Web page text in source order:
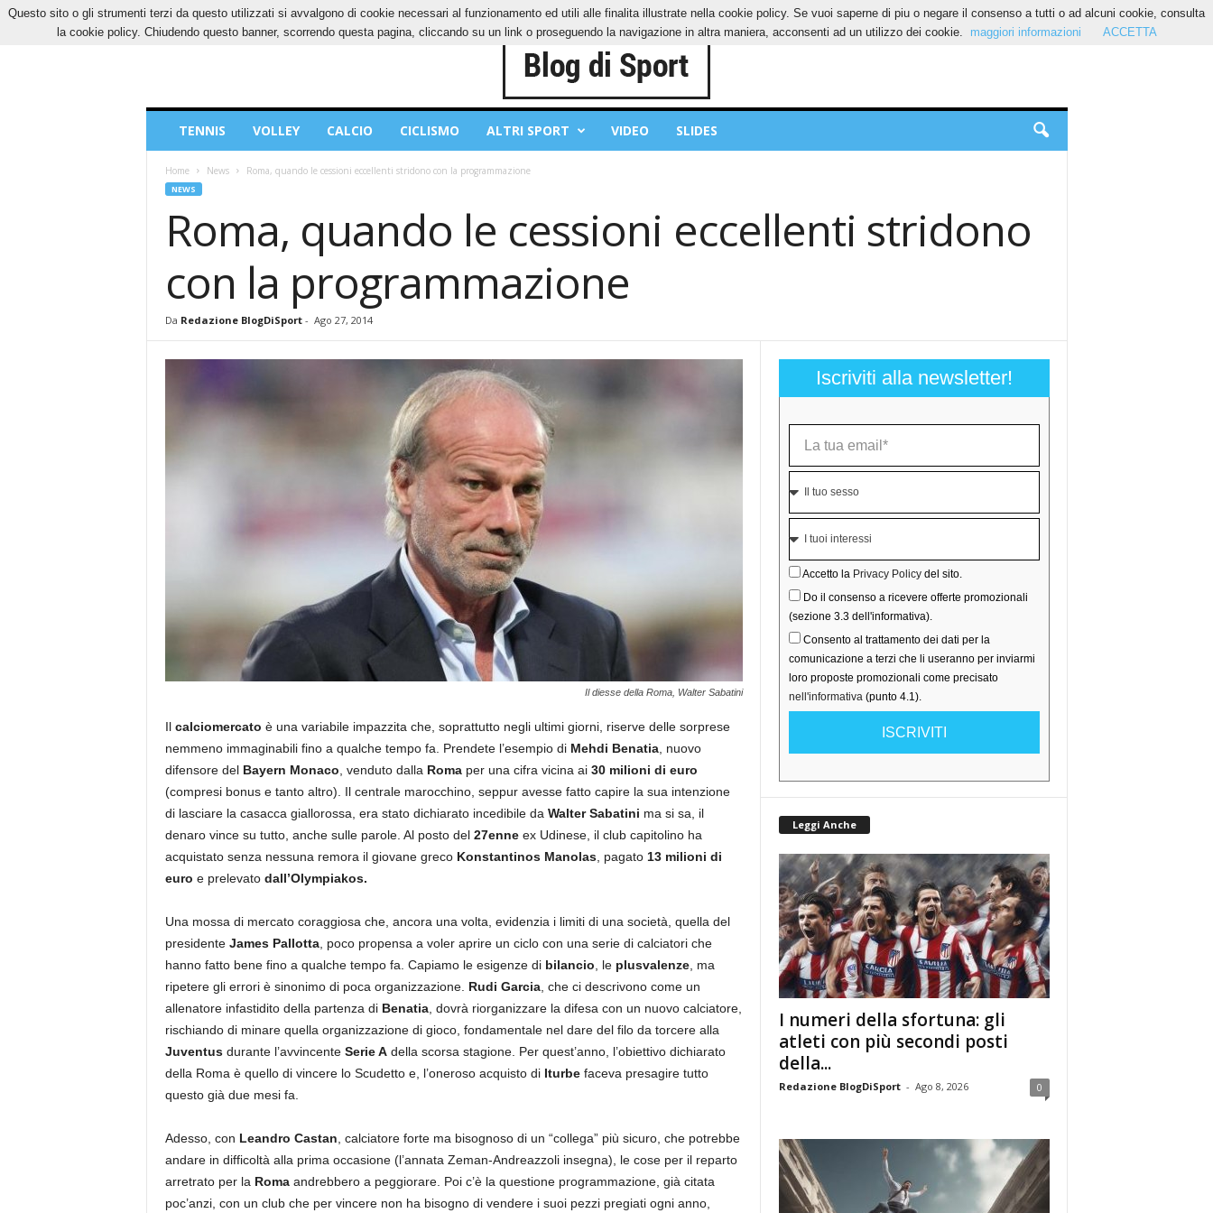
DOMENICA, 9 AGOSTO 2026 CONTATTI COOKIES PRIVACY POLICY
Sport
TENNIS VOLLEY CALCIO CICLISMO ALTRI SPORT VIDEO SLIDES
Home News Roma, quando le cessioni eccellenti stridono con la programmazione
NEWS
Roma, quando le cessioni eccellenti stridono
con la programmazione
Da Redazione BlogDiSport- Ago 27, 2014
Il diesse della Roma, Walter Sabatini
Il calciomercato è una variabile impazzita che, soprattutto negli ultimi giorni, riserve delle sorprese
nemmeno immaginabili fino a qualche tempo fa. Prendete l’esempio di Mehdi Benatia, nuovo
difensore del Bayern Monaco , venduto dalla Roma per una cifra vicina ai 30 milioni di euro
(compresi bonus e tanto altro). Il centrale marocchino, seppur avesse fatto capire la sua intenzione
di lasciare la casacca giallorossa, era stato dichiarato incedibile da Walter Sabatini ma si sa, il
denaro vince su tutto, anche sulle parole. Al posto del 27enneex Udinese, il club capitolino ha
acquistato senza nessuna remora il giovane greco Konstantinos Manolas, pagato 13 milioni di
euro e prelevato dall’Olympiakos.
Una mossa di mercato coraggiosa che, ancora una volta, evidenzia i limiti di una società, quella del
presidente James Pallotta, poco propensa a voler aprire un ciclo con una serie di calciatori che
hanno fatto bene fino a qualche tempo fa. Capiamo le esigenze dibilancio , le plusvalenze, ma
ripetere gli errori è sinonimo di poca organizzazione. Rudi Garcia, che ci descrivono come un
allenatore infastidito della partenza di Benatia, dovrà riorganizzare la difesa con un nuovo calciatore,
rischiando di minare quella organizzazione di gioco, fondamentale nel dare del filo da torcere alla
Juventusdurante l’avvincente Serie Adella scorsa stagione. Per quest’anno, l’obiettivo dichiarato
della Roma è quello di vincere lo Scudetto e, l’oneroso acquisto di Iturbe faceva presagire tutto
questo già due mesi fa.
Adesso, con Leandro Castan , calciatore forte ma bisognoso di un “collega” più sicuro, che potrebbe
andare in difficoltà alla prima occasione (l’annata Zeman-Andreazzoli insegna), le cose per il reparto
arretrato per la Romaandrebbero a peggiorare. Poi c’è la questione programmazione, già citata
poc’anzi, con un club che per vincere non ha bisogno di vendere i suoi pezzi pregiati ogni anno,
Iscriviti alla newsletter!
Accetto la Privacy Policydel sito.
Do il consenso a ricevere offerte promozionali
(sezione 3.3 dell'informativa).
Consento al trattamento dei dati per la
comunicazione a terzi che li useranno per inviarmi
loro proposte promozionali come precisato
nell'informativa(punto 4.1).
ISCRIVITI
Leggi Anche
I numeri della sfortuna: gli
atleti con più secondi posti
della...
Redazione BlogDiSport - Ago 8, 2026 0
Questo sito o gli strumenti terzi da questo utilizzati si avvalgono di cookie necessari al funzionamento ed utili alle finalita illustrate nella cookie policy. Se vuoi saperne di piu o negare il consenso a tutti o ad alcuni cookie, consulta
la cookie policy. Chiudendo questo banner, scorrendo questa pagina, cliccando su un link o proseguendo la navigazione in altra maniera, acconsenti ad un utilizzo dei cookie.
maggiori informazioni ACCETTA